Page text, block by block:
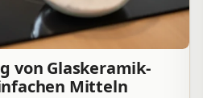
von Glaskeramik-
Mitteln